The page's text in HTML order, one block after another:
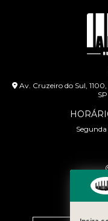
Av. Cruzeiro do Sul,